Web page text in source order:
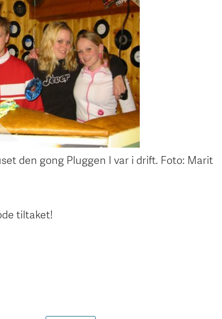
den gong Pluggen I var i drift. Foto: Marit
tiltaket!